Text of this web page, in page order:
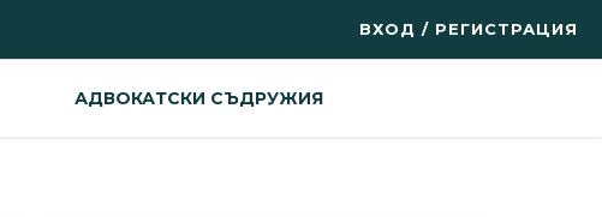
ВХОД / РЕГИСТРАЦИЯ
АДВОКАТСКИ СЪДРУЖИЯ